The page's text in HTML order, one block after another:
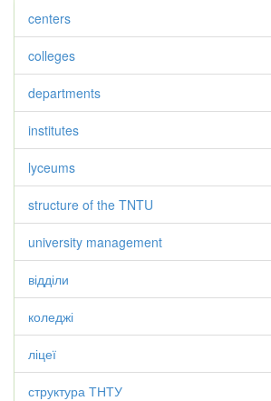
centers
colleges
departments
institutes
lyceums
structure of the TNTU
university management
відділи
коледжі
ліцеї
структура ТНТУ